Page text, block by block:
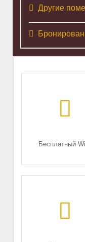
Другие
Бесплатный